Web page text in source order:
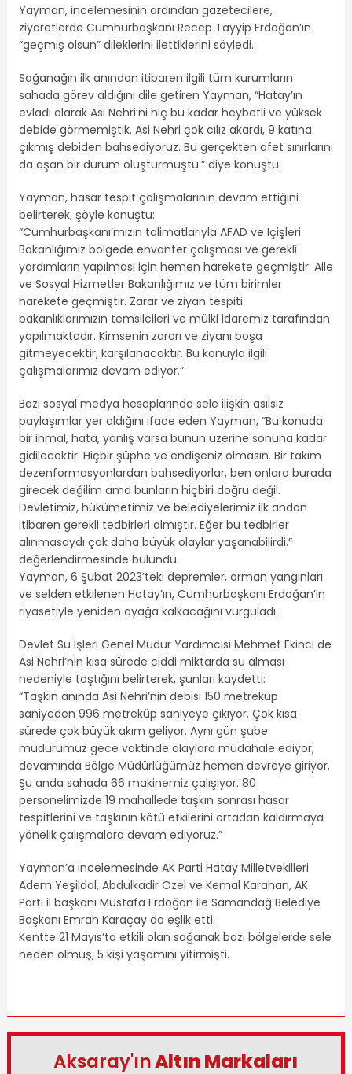
Yayman, incelemesinin ardından gazetecilere,
ziyaretlerde Cumhurbaşkanı Recep Tayyip Erdoğan’ın
“geçmiş olsun” dileklerini ilettiklerini söyledi.
Sağanağın ilk anından itibaren ilgili tüm kurumların
sahada görev aldığını dile getiren Yayman, “Hatay’ın
evladı olarak Asi Nehri’ni hiç bu kadar heybetli ve yüksek
debide görmemiştik. Asi Nehri çok cılız akardı, 9 katına
çıkmış debiden bahsediyoruz. Bu gerçekten afet sınırlarını
da aşan bir durum oluşturmuştu.” diye konuştu.
Yayman, hasar tespit çalışmalarının devam ettiğini
belirterek, şöyle konuştu:
“Cumhurbaşkanı’mızın talimatlarıyla AFAD ve İçişleri
Bakanlığımız bölgede envanter çalışması ve gerekli
yardımların yapılması için hemen harekete geçmiştir. Aile
ve Sosyal Hizmetler Bakanlığımız ve tüm birimler
harekete geçmiştir. Zarar ve ziyan tespiti
bakanlıklarımızın temsilcileri ve mülki idaremiz tarafından
yapılmaktadır. Kimsenin zararı ve ziyanı boşa
gitmeyecektir, karşılanacaktır. Bu konuyla ilgili
çalışmalarımız devam ediyor.”
Bazı sosyal medya hesaplarında sele ilişkin asılsız
paylaşımlar yer aldığını ifade eden Yayman, “Bu konuda
bir ihmal, hata, yanlış varsa bunun üzerine sonuna kadar
gidilecektir. Hiçbir şüphe ve endişeniz olmasın. Bir takım
dezenformasyonlardan bahsediyorlar, ben onlara burada
girecek değilim ama bunların hiçbiri doğru değil.
Devletimiz, hükümetimiz ve belediyelerimiz ilk andan
itibaren gerekli tedbirleri almıştır. Eğer bu tedbirler
alınmasaydı çok daha büyük olaylar yaşanabilirdi.”
değerlendirmesinde bulundu.
Yayman, 6 Şubat 2023’teki depremler, orman yangınları
ve selden etkilenen Hatay’ın, Cumhurbaşkanı Erdoğan’ın
riyasetiyle yeniden ayağa kalkacağını vurguladı.
Devlet Su İşleri Genel Müdür Yardımcısı Mehmet Ekinci de
Asi Nehri’nin kısa sürede ciddi miktarda su alması
nedeniyle taştığını belirterek, şunları kaydetti:
“Taşkın anında Asi Nehri’nin debisi 150 metreküp
saniyeden 996 metreküp saniyeye çıkıyor. Çok kısa
sürede çok büyük akım geliyor. Aynı gün şube
müdürümüz gece vaktinde olaylara müdahale ediyor,
devamında Bölge Müdürlüğümüz hemen devreye giriyor.
Şu anda sahada 66 makinemiz çalışıyor. 80
personelimizde 19 mahallede taşkın sonrası hasar
tespitlerini ve taşkının kötü etkilerini ortadan kaldırmaya
yönelik çalışmalara devam ediyoruz.”
Yayman’a incelemesinde AK Parti Hatay Milletvekilleri
Adem Yeşildal, Abdulkadir Özel ve Kemal Karahan, AK
Parti il başkanı Mustafa Erdoğan ile Samandağ Belediye
Başkanı Emrah Karaçay da eşlik etti.
Kentte 21 Mayıs’ta etkili olan sağanak bazı bölgelerde sele
neden olmuş, 5 kişi yaşamını yitirmişti.
Aksaray'ınAltın Markaları